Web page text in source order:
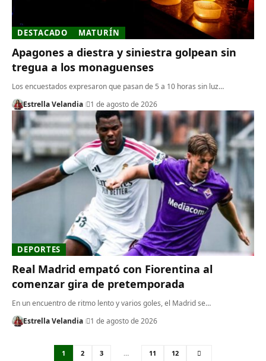
DESTACADO MATURÍN
Apagones a diestra y siniestra golpean sin
tregua a los monaguenses
Los encuestados expresaron que pasan de 5 a 10 horas sin luz…
Estrella Velandia
1 de agosto de 2026
DEPORTES
Real Madrid empató con Fiorentina al
comenzar gira de pretemporada
En un encuentro de ritmo lento y varios goles, el Madrid se…
Estrella Velandia
1 de agosto de 2026
1 2 3 … 11 12